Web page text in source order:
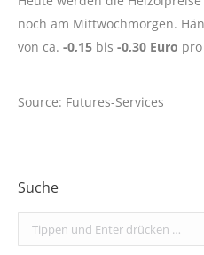
noch am Mittwochmorgen.
von ca. -0,15 bis -0,30 Euro pro
Source: Futures-Services
Suche
Search: